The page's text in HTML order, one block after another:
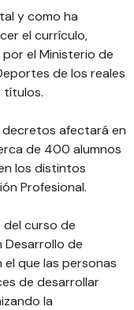
y como ha
el currículo,
el Ministerio de
de los reales
títulos.
afectará en
de 400 alumnos
los distintos
Profesional.
curso de
Desarrollo de
que las personas
de desarrollar
la